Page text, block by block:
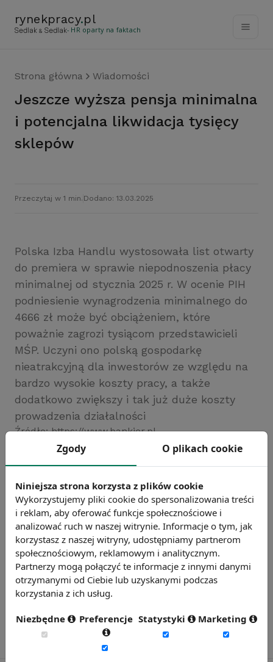
rynekpracy.pl
- HR oparty na faktach
Strona główna Wiadomości
Jeszcze wyższa pensja minimalna
i potencjalna likwidacja tysięcy
sklepów
Przeczytaj w 1 min. Dodano: 13.03.2025
Polska Izba Handlu wystosowała list otwarty
do premiera w sprawie niepodnoszenia płacy
minimalnej od stycznia 2025 r. W ocenie PIH
podniesienie wynagrodzenia minimalnego do
4666 zł może być obciążeniem, które
poważnie zagrozi tysiącom przedstawicieli
MŚP. Uczyni ono polską gospodarkę
nieatrakcyjną dla inwestorów ze względu na
bardzo wysokie koszty pracy, a także
dodatkowo zwiększy i tak już duże koszty
prowadzenia działalności
Źródło: https://www.bankier.pl
Chcesz wiedzieć więcej?
Zobacz więcej wiadomości
Zgody O plikach cookie
Niniejsza strona korzysta z plików cookie
Wykorzystujemy pliki cookie do spersonalizowania treści
i reklam, aby oferować funkcje społecznościowe i
analizować ruch w naszej witrynie. Informacje o tym, jak
korzystasz z naszej witryny, udostępniamy partnerom
społecznościowym, reklamowym i analitycznym.
Partnerzy mogą połączyć te informacje z innymi danymi
otrzymanymi od Ciebie lub uzyskanymi podczas
korzystania z ich usług.
Niezbędne Preferencje Statystyki Marketing